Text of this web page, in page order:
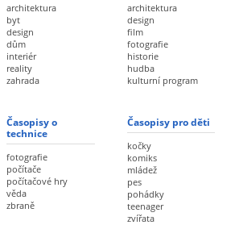
architektura
byt
design
dům
interiér
reality
zahrada
architektura
design
film
fotografie
historie
hudba
kulturní program
Časopisy o
technice
fotografie
počítače
počítačové hry
věda
zbraně
Časopisy pro děti
kočky
komiks
mládež
pes
pohádky
teenager
zvířata